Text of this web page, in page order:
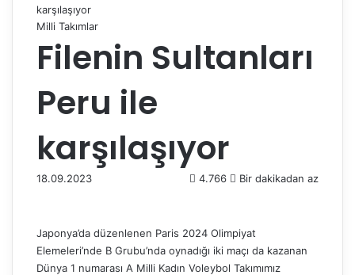
karşılaşıyor
Milli Takımlar
Filenin Sultanları
Peru ile
karşılaşıyor
18.09.2023 4.766 Bir dakikadan az
Japonya’da düzenlenen Paris 2024 Olimpiyat
Elemeleri’nde B Grubu’nda oynadığı iki maçı da kazanan
Dünya 1 numarası A Milli Kadın Voleybol Takımımız